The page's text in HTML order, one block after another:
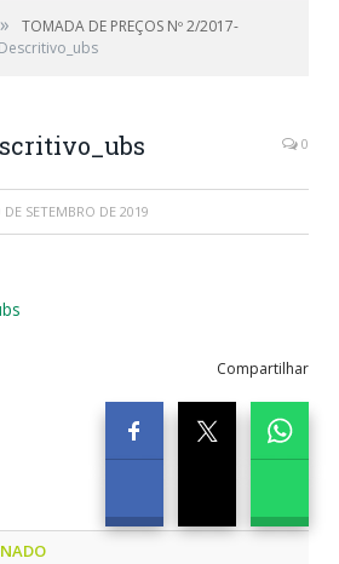
»
TOMADA DE PREÇOS Nº 2/2017-
0
DE SETEMBRO DE 2019
Compartilhar